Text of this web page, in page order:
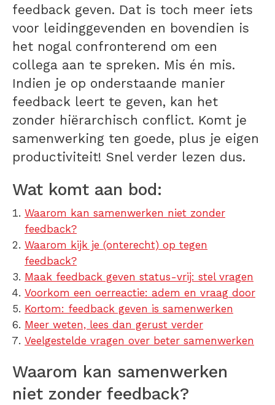
feedback geven. Dat is toch meer iets
voor leidinggevenden en bovendien is
het nogal confronterend om een
collega aan te spreken. Mis én mis.
Indien je op onderstaande manier
feedback leert te geven, kan het
zonder hiërarchisch conflict. Komt je
samenwerking ten goede, plus je eigen
productiviteit! Snel verder lezen dus.
Wat komt aan bod:
Waarom kan samenwerken niet zonder
feedback?
Waarom kijk je (onterecht) op tegen
feedback?
Maak feedback geven status-vrij: stel vragen
Voorkom een oerreactie: adem en vraag door
Kortom: feedback geven is samenwerken
Meer weten, lees dan gerust verder
Veelgestelde vragen over beter samenwerken
Waarom kan samenwerken
niet zonder feedback?